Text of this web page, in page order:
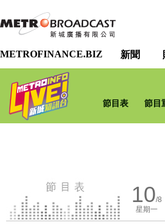
METROFINANCE.BIZ 新聞
節目表 節目
10/8
星期一